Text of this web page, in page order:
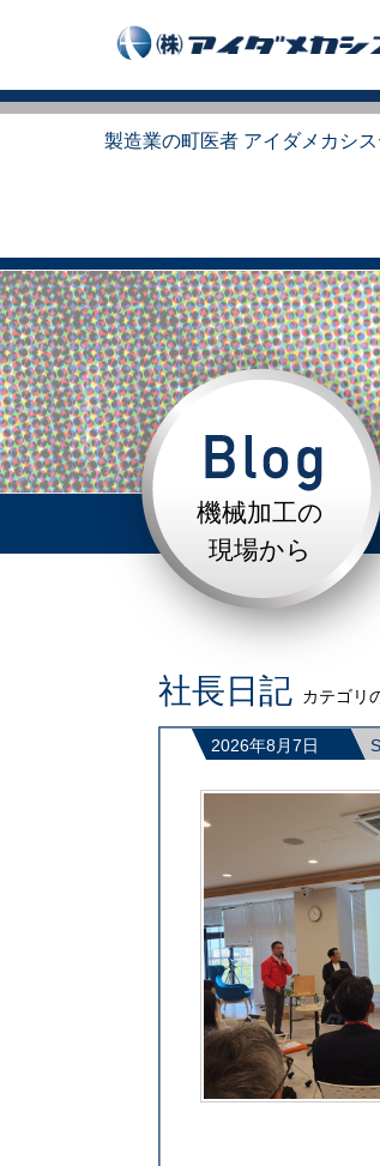
製造業の町医者 アイダメカシス
機械加工の
現場から
社長日記 カテゴリ
2026年8月7日